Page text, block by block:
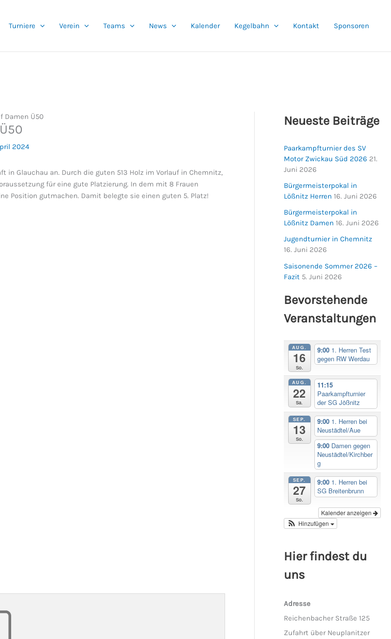
Turniere Verein Teams News Kalender Kegelbahn Kontakt Sponsoren
Damen Ü50
2024
Glauchau an. Durch die guten 513 Holz im Vorlauf in Chemnitz,
für eine gute Platzierung. In dem mit 8 Frauen
Position gutmachen. Damit belegte sie einen guten 5. Platz!
Neueste Beiträge
Paarkampfturnier des SV
Motor Zwickau Süd 2026 21.
Juni 2026
Bürgermeisterpokal in
Lößnitz Herren 16. Juni 2026
Bürgermeisterpokal in
Lößnitz Damen 16. Juni 2026
Jugendturnier in Chemnitz
16. Juni 2026
Saisonende Sommer 2026 –
Fazit 5. Juni 2026
Bevorstehende
Veranstaltungen
AUG.
16
So.
9:00 1. Herren Test
gegen RW Werdau
AUG.
22
Sa.
11:15
Paarkampfturnier
der SG Jößnitz
SEP.
13
So.
9:00 1. Herren bei
Neustädtel/Aue
9:00 Damen gegen
Neustädtel/Kirchber
g
SEP.
27
So.
9:00 1. Herren bei
SG Breitenbrunn
Kalender anzeigen
Hinzufügen
Hier findest du
uns
Adresse
Reichenbacher Straße 125
Zufahrt über Neuplanitzer